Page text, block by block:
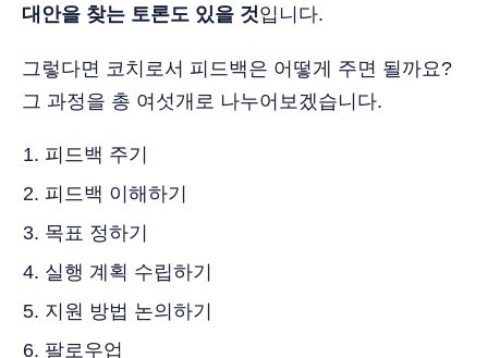
대안을 찾는 토론도 있을 것입니다.
그렇다면 코치로서 피드백은 어떻게 주면 될까요?
그 과정을 총 여섯개로 나누어보겠습니다.
피드백 주기
피드백 이해하기
목표 정하기
실행 계획 수립하기
지원 방법 논의하기
팔로우업